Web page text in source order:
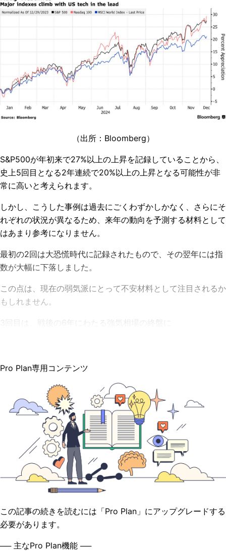
（出所： Bloomberg）
S&P500が年初来で27%以上の上昇を記録していることから、
史上5回目となる2年連続で20%以上の上昇となる可能性が非
常に高いと考えられます。
しかし、こうした事例は過去にごくわずかしかなく、さらにそ
れぞれの状況が異なるため、来年の動向を予測する材料として
はあまり参考になりません。
最初の2回は大恐慌時代に記録されたもので、その翌年には指
数が大幅に下落しました。
この点は、現在の弱気派にとって不安材料として注目されるか
もしれません。
回目は、戦後の 年にわたる強気相場の終盤に
Pro Plan専用コンテンツ
この記事の続きを読むには「Pro Plan」にアップグレードする
必要があります。
── 主なPro Plan機能 ──